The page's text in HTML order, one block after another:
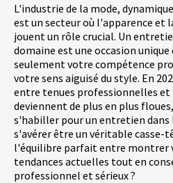
L'industrie de la mode,
est un secteur où l'apparence et
jouent un rôle crucial. Un
domaine est une occasion
seulement votre compétence
votre sens aiguisé du style. En
entre tenues professionnelles et
deviennent de plus en plus
s'habiller pour un entretien dans
s'avérer être un véritable casse-
l'équilibre parfait entre montrer
tendances actuelles tout en
professionnel et sérieux ?